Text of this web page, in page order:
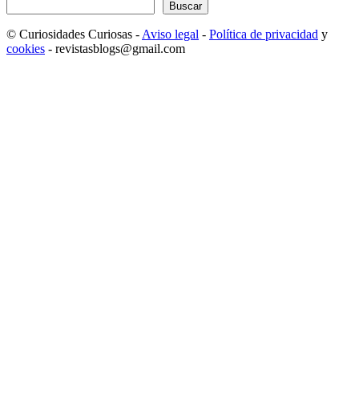
Buscar
© Curiosidades Curiosas - Aviso legal - Política de privacidad y
cookies - revistasblogs@gmail.com